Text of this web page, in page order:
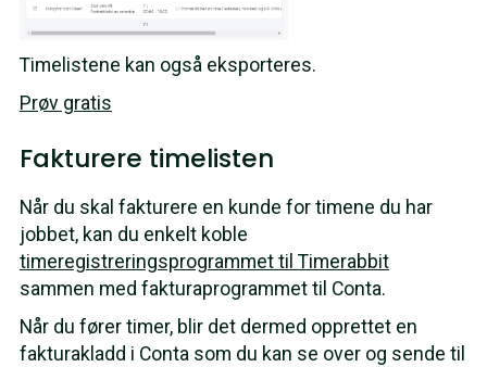
Timelistene kan også eksporteres.
Prøv gratis
Fakturere timelisten
Når du skal fakturere en kunde for timene du har
jobbet, kan du enkelt koble
timeregistreringsprogrammet til Timerabbit
sammen med fakturaprogrammet til Conta.
Når du fører timer, blir det dermed opprettet en
fakturakladd i Conta som du kan se over og sende til